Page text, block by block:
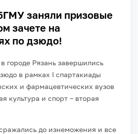
заняли призовые
зачете на
по дзюдо!
городе Рязань завершились
в рамках I спартакиады
и фармацевтических вузов
культура и спорт – вторая
до изнеможения и все